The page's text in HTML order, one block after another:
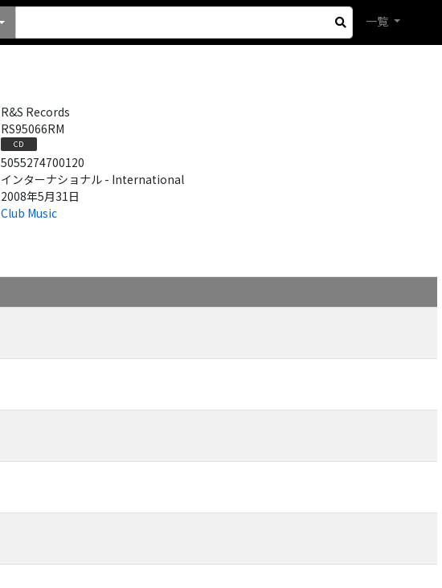
一覧
R&S Records
RS95066RM
CD
5055274700120
インターナショナル - International
2008年5月31日
Club Music